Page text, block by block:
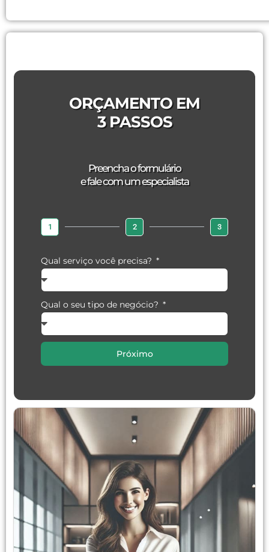
ORÇAMENTO EM
3 PASSOS
Preencha o formulário
e fale com um especialista
1 2 3
Qual serviço você precisa?
Qual o seu tipo de negócio?
Próximo